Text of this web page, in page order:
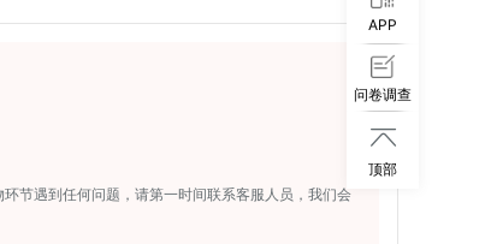
节遇到任何问题，请第一时间联系客服人员，我们会
APP
问卷调查

顶部